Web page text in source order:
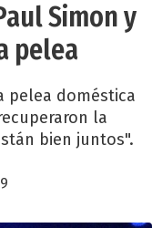
Simon y
pelea
pelea doméstica
la
bien juntos".